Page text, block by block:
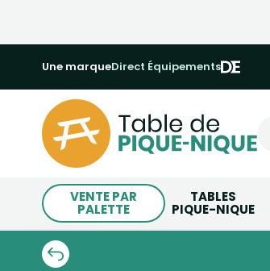
Une marqueDirect Équipements
VENTE PAR
PALETTE
TABLES
PIQUE-NIQUE